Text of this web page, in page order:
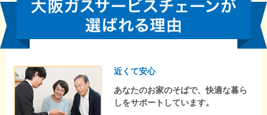
近くて安心
あなたのお家のそばで、快適な暮ら
しをサポートしています。